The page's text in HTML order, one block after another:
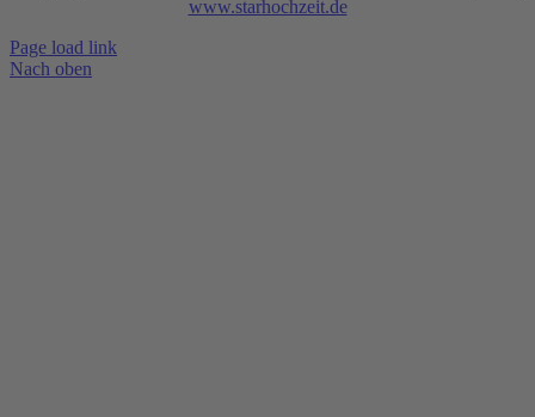
www.starhochzeit.de
Page load link
Nach oben